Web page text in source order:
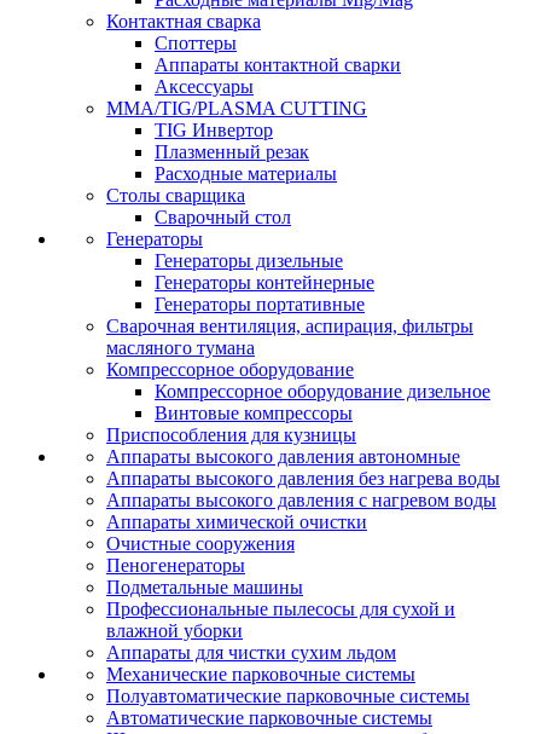
Контактная сварка
Споттеры
Аппараты контактной сварки
Аксессуары
MMA/TIG/PLASMA CUTTING
TIG Инвертор
Плазменный резак
Расходные материалы
Столы сварщика
Сварочный стол
Генераторы
Генераторы дизельные
Генераторы контейнерные
Генераторы портативные
Сварочная вентиляция, аспирация, фильтры
масляного тумана
Компрессорное оборудование
Компрессорное оборудование дизельное
Винтовые компрессоры
Приспособления для кузницы
Аппараты высокого давления автономные
Аппараты высокого давления без нагрева воды
Аппараты высокого давления с нагревом воды
Аппараты химической очистки
Очистные сооружения
Пеногенераторы
Подметальные машины
Профессиональные пылесосы для сухой и
влажной уборки
Аппараты для чистки сухим льдом
Механические парковочные системы
Полуавтоматические парковочные системы
Автоматические парковочные системы